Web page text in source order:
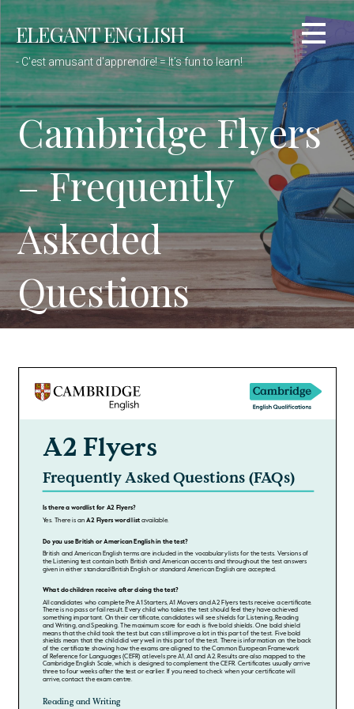
Passer
au
contenu
ELEGANT ENGLISH
- C'est amusant d'apprendre! = It’s fun to learn!
Cambridge Flyers
– Frequently
Askeded
Questions